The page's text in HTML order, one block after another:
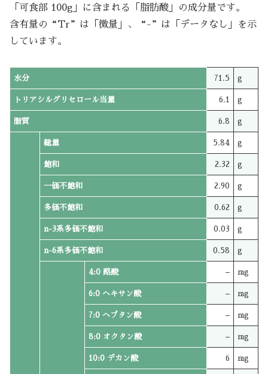
「可食部 100g」に含まれる「脂肪酸」の成分量です。
含有量の“Tr”は「微量」、“-”は「データなし」を示
しています。
水分 71.5 g
トリアシルグリセロール当量 6.1 g
脂質 6.8 g
総量 5.84 g
飽和 2.32 g
一価不飽和 2.90 g
多価不飽和 0.62 g
n-3系多価不飽和 0.03 g
n-6系多価不飽和 0.58 g
4:0 酪酸 – mg
6:0 ヘキサン酸 – mg
7:0 ヘプタン酸 – mg
8:0 オクタン酸 – mg
10:0 デカン酸 6 mg